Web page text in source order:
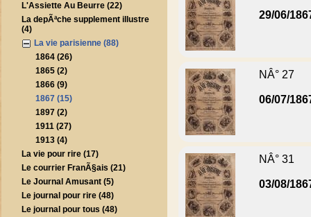
L'Assiette Au Beurre (22)
La depÃªche supplement illustre
(4)
La vie parisienne (88)
1864 (26)
1865 (2)
1866 (9)
1867 (15)
1897 (2)
1911 (27)
1913 (4)
La vie pour rire (17)
Le courrier FranÃ§ais (21)
Le Journal Amusant (5)
Le journal pour rire (48)
Le journal pour tous (48)
29/06/
NÂ° 27
06/07/
NÂ° 31
03/08/